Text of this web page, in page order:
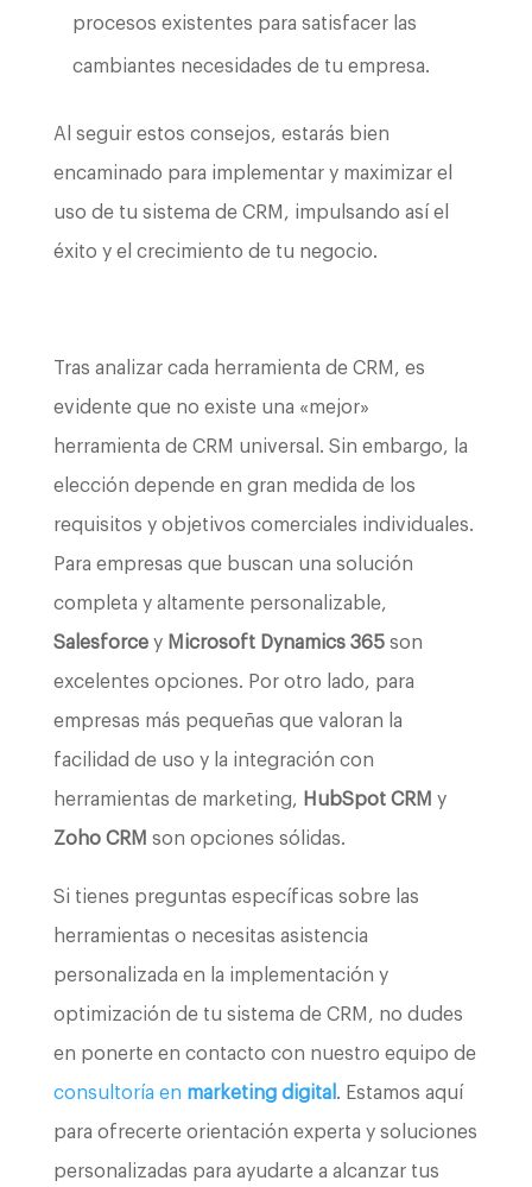
procesos existentes para satisfacer las
cambiantes necesidades de tu empresa.
Al seguir estos consejos, estarás bien
encaminado para implementar y maximizar el
uso de tu sistema de CRM, impulsando así el
éxito y el crecimiento de tu negocio.
Tras analizar cada herramienta de CRM, es
evidente que no existe una «mejor»
herramienta de CRM universal. Sin embargo, la
elección depende en gran medida de los
requisitos y objetivos comerciales individuales.
Para empresas que buscan una solución
completa y altamente personalizable,
Salesforcey Microsoft Dynamics 365son
excelentes opciones. Por otro lado, para
empresas más pequeñas que valoran la
facilidad de uso y la integración con
herramientas de marketing, HubSpot CRM y
Zoho CRM son opciones sólidas.
Si tienes preguntas específicas sobre las
herramientas o necesitas asistencia
personalizada en la implementación y
optimización de tu sistema de CRM, no dudes
en ponerte en contacto con nuestro equipo de
consultoría en marketing digital . Estamos aquí
para ofrecerte orientación experta y soluciones
personalizadas para ayudarte a alcanzar tus